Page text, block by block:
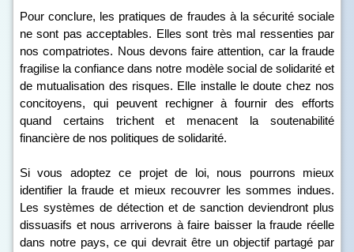
Pour conclure, les pratiques de fraudes à la sécurité sociale
ne sont pas acceptables. Elles sont très mal ressenties par
nos compatriotes. Nous devons faire attention, car la fraude
fragilise la confiance dans notre modèle social de solidarité et
de mutualisation des risques. Elle installe le doute chez nos
concitoyens, qui peuvent rechigner à fournir des efforts
quand certains trichent et menacent la soutenabilité
financière de nos politiques de solidarité.
Si vous adoptez ce projet de loi, nous pourrons mieux
identifier la fraude et mieux recouvrer les sommes indues.
Les systèmes de détection et de sanction deviendront plus
dissuasifs et nous arriverons à faire baisser la fraude réelle
dans notre pays, ce qui devrait être un objectif partagé par